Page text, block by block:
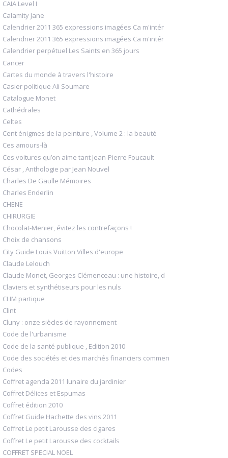
CAIA Level I
Calamity Jane
Calendrier 2011 365 expressions imagées Ca m'intér
Calendrier 2011 365 expressions imagées Ca m'intér
Calendrier perpétuel Les Saints en 365 jours
Cancer
Cartes du monde à travers l'histoire
Casier politique Ali Soumare
Catalogue Monet
Cathédrales
Celtes
Cent énigmes de la peinture , Volume 2 : la beauté
Ces amours-là
Ces voitures qu’on aime tant Jean-Pierre Foucault
César , Anthologie par Jean Nouvel
Charles De Gaulle Mémoires
Charles Enderlin
CHENE
CHIRURGIE
Chocolat-Menier, évitez les contrefaçons !
Choix de chansons
City Guide Louis Vuitton Villes d'europe
Claude Lelouch
Claude Monet, Georges Clémenceau : une histoire, d
Claviers et synthétiseurs pour les nuls
CLIM partique
Clint
Cluny : onze siècles de rayonnement
Code de l'urbanisme
Code de la santé publique , Edition 2010
Code des sociétés et des marchés financiers commen
Codes
Coffret agenda 2011 lunaire du jardinier
Coffret Délices et Espumas
Coffret édition 2010
Coffret Guide Hachette des vins 2011
Coffret Le petit Larousse des cigares
Coffret Le petit Larousse des cocktails
COFFRET SPECIAL NOEL